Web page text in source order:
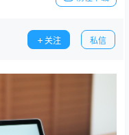
关注 私信